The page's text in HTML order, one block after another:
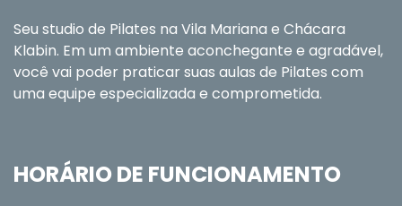
Seu studio de Pilates na Vila Mariana e Chácara
Klabin. Em um ambiente aconchegante e agradável,
você vai poder praticar suas aulas de Pilates com
uma equipe especializada e comprometida.
HORÁRIO DE FUNCIONAMENTO